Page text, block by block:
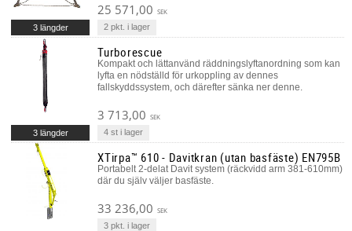
25 571,00 SEK
3 längder 2 pkt. i lager
Turborescue
Kompakt och lättanvänd räddningslyftanordning som kan
lyfta en nödställd för urkoppling av dennes
fallskyddssystem, och därefter sänka ner denne.
3 713,00 SEK
3 längder 4 st i lager
XTirpa™ 610 - Davitkran (utan basfäste) EN795B
Portabelt 2-delat Davit system (räckvidd arm 381-610mm)
där du själv väljer basfäste.
33 236,00 SEK
3 pkt. i lager